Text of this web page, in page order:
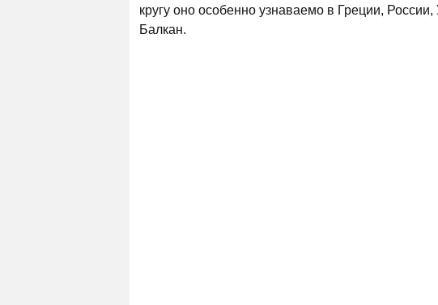
кругу оно особенно узнаваемо в Греции,
Балкан.